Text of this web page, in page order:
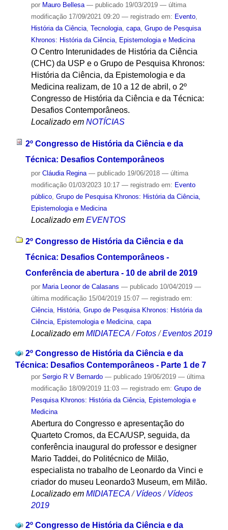
por Mauro Bellesa — publicado19/03/2019 — última
modificação17/09/2021 09:20 — registrado em: Evento,
História da Ciência, Tecnologia, capa, Grupo de Pesquisa
Khronos: História da Ciência, Epistemologia e Medicina
O Centro Interunidades de História da Ciência
(CHC) da USP e o Grupo de Pesquisa Khronos:
História da Ciência, da Epistemologia e da
Medicina realizam, de 10 a 12 de abril, o 2º
Congresso de História da Ciência e da Técnica:
Desafios Contemporâneos.
Localizado em NOTÍCIAS
2º Congresso de História da Ciência e da
Técnica: Desafios Contemporâneos
por Cláudia Regina — publicado19/06/2018 — última
modificação01/03/2023 10:17 — registrado em: Evento
público, Grupo de Pesquisa Khronos: História da Ciência,
Epistemologia e Medicina
Localizado em EVENTOS
2º Congresso de História da Ciência e da
Técnica: Desafios Contemporâneos -
Conferência de abertura - 10 de abril de 2019
por Maria Leonor de Calasans — publicado10/04/2019 —
última modificação15/04/2019 15:07 — registrado em:
Ciência, História, Grupo de Pesquisa Khronos: História da
Ciência, Epistemologia e Medicina, capa
Localizado em MIDIATECA /Fotos /Eventos 2019
2º Congresso de História da Ciência e da
Técnica: Desafios Contemporâneos - Parte 1 de 7
por Sergio R V Bernardo — publicado19/06/2019 — última
modificação18/09/2019 11:03 — registrado em: Grupo de
Pesquisa Khronos: História da Ciência, Epistemologia e
Medicina
Abertura do Congresso e apresentação do
Quarteto Cromos, da ECA/USP, seguida, da
conferência inaugural do professor e designer
Mario Taddei, do Politécnico de Milão,
especialista no trabalho de Leonardo da Vinci e
criador do museu Leonardo3 Museum, em Milão.
Localizado em MIDIATECA /Vídeos /Vídeos
2019
2º Congresso de História da Ciência e da